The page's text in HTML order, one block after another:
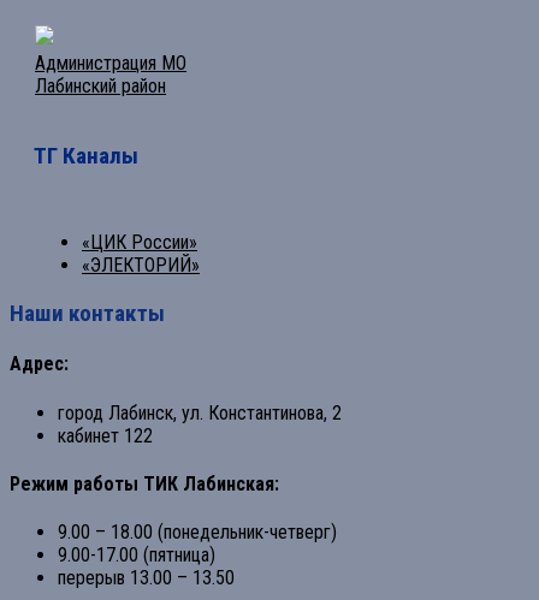
Администрация МО
Лабинский район
ТГ Каналы
«ЦИК России»
«ЭЛЕКТОРИЙ»
Наши контакты
Адрес:
город Лабинск, ул. Константинова, 2
кабинет 122
Режим работы ТИК Лабинская:
9.00 – 18.00 (понедельник-четверг)
9.00-17.00 (пятница)
перерыв 13.00 – 13.50